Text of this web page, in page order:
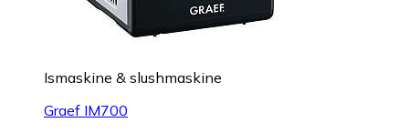
Ismaskine & slushmaskine
Graef IM700